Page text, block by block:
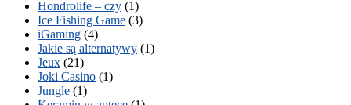
Hondrolife – czy (1)
Ice Fishing Game (3)
iGaming (4)
Jakie są alternatywy (1)
Jeux (21)
Joki Casino (1)
Jungle (1)